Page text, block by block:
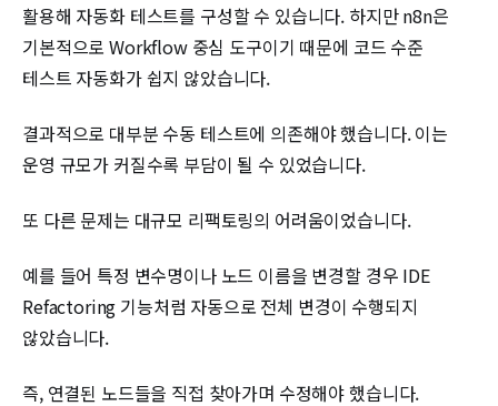
활용해 자동화 테스트를 구성할 수 있습니다. 하지만 n8n은
기본적으로 Workflow 중심 도구이기 때문에 코드 수준
테스트 자동화가 쉽지 않았습니다.
결과적으로 대부분 수동 테스트에 의존해야 했습니다. 이는
운영 규모가 커질수록 부담이 될 수 있었습니다.
또 다른 문제는 대규모 리팩토링의 어려움이었습니다.
예를 들어 특정 변수명이나 노드 이름을 변경할 경우 IDE
Refactoring 기능처럼 자동으로 전체 변경이 수행되지
않았습니다.
즉, 연결된 노드들을 직접 찾아가며 수정해야 했습니다.